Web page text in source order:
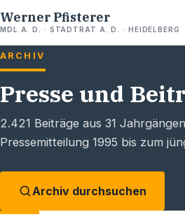
Werner Pfisterer
MDL A. D. · STADTRAT A. D. · HEIDELBERG
ARCHIV
Presse und
2.421 Beiträge aus 31
Pressemitteilung 1995 bis zum
Archiv durchsuchen